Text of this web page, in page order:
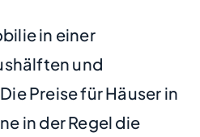
in einer
und
Preise für Häuser in
in der Regel die